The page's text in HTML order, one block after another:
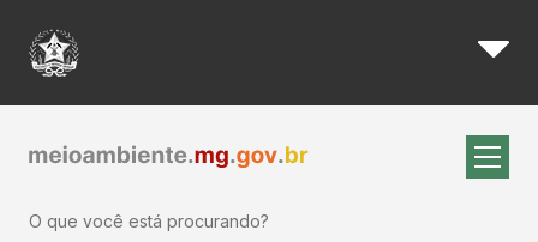
Pular para o Conteúdo principal
Igam recebe prêmio Top of
O que você está procurando?